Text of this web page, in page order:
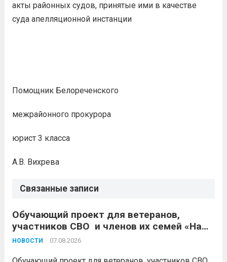
акты районных судов, принятые ими в качестве
суда апелляционной инстанции
Помощник Белореченского
межрайонного прокурора
юрист 3 класса
А.В. Вихрева
Связанные записи
Обучающий проект для ветеранов,
участников СВО и членов их семей «Наше
дело»
НОВОСТИ 07.08.2026